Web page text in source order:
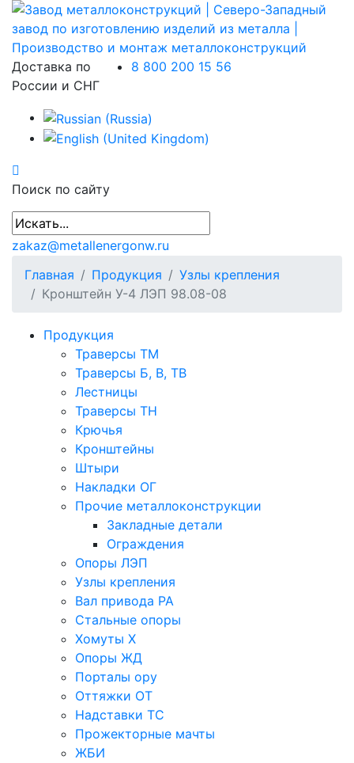
Доставка по
России и СНГ
8 800 200 15 56
Поиск по сайту
zakaz@metallenergonw.ru
Главная
Продукция
Узлы крепления
Кронштейн У-4 ЛЭП 98.08-08
Продукция
Траверсы ТМ
Траверсы Б, В, ТВ
Лестницы
Траверсы ТН
Крючья
Кронштейны
Штыри
Накладки ОГ
Прочие металлоконструкции
Закладные детали
Ограждения
Опоры ЛЭП
Узлы крепления
Вал привода РА
Стальные опоры
Хомуты Х
Опоры ЖД
Порталы ору
Оттяжки ОТ
Надставки ТС
Прожекторные мачты
ЖБИ